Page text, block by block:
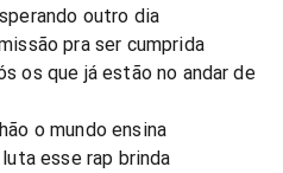
outro dia
pra ser cumprida
os que já estão no andar de
o mundo ensina
esse rap brinda